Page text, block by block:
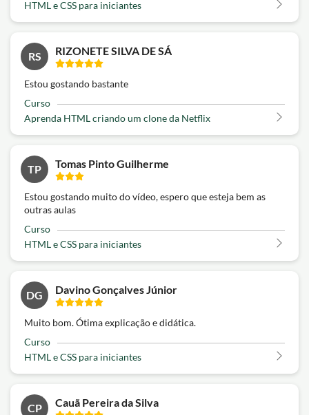
HTML e CSS para iniciantes
RS RIZONETE SILVA DE SÁ
Estou gostando bastante
Curso
Aprenda HTML criando um clone da Netflix
TP Tomas Pinto Guilherme
Estou gostando muito do vídeo, espero que esteja bem as
outras aulas
Curso
HTML e CSS para iniciantes
DG Davino Gonçalves Júnior
Muito bom. Ótima explicação e didática.
Curso
HTML e CSS para iniciantes
CP Cauã Pereira da Silva